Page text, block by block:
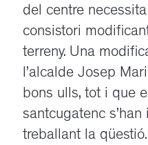
del centre
consistori
terreny. Una
l’alcalde Josep
bons ulls, tot i que
santcugatenc
treballant la qüestió.